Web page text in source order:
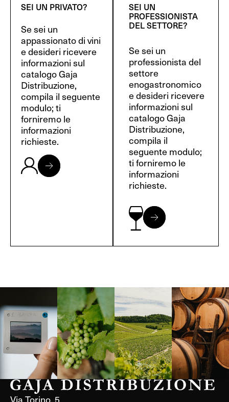
SEI UN PRIVATO?
Se sei un
appassionato di vini
e desideri ricevere
informazioni sul
catalogo Gaja
Distribuzione,
compila il seguente
modulo; ti
forniremo le
informazioni
richieste.
SEI UN
PROFESSIONISTA
DEL SETTORE?
Se sei un
professionista del
settore
enogastronomico
e desideri ricevere
informazioni sul
catalogo Gaja
Distribuzione,
compila il
seguente modulo;
ti forniremo le
informazioni
richieste.
Langa, 1977 Borgogna,
Francia
Borgogna,
Francia
Instagram
Via Torino, 5